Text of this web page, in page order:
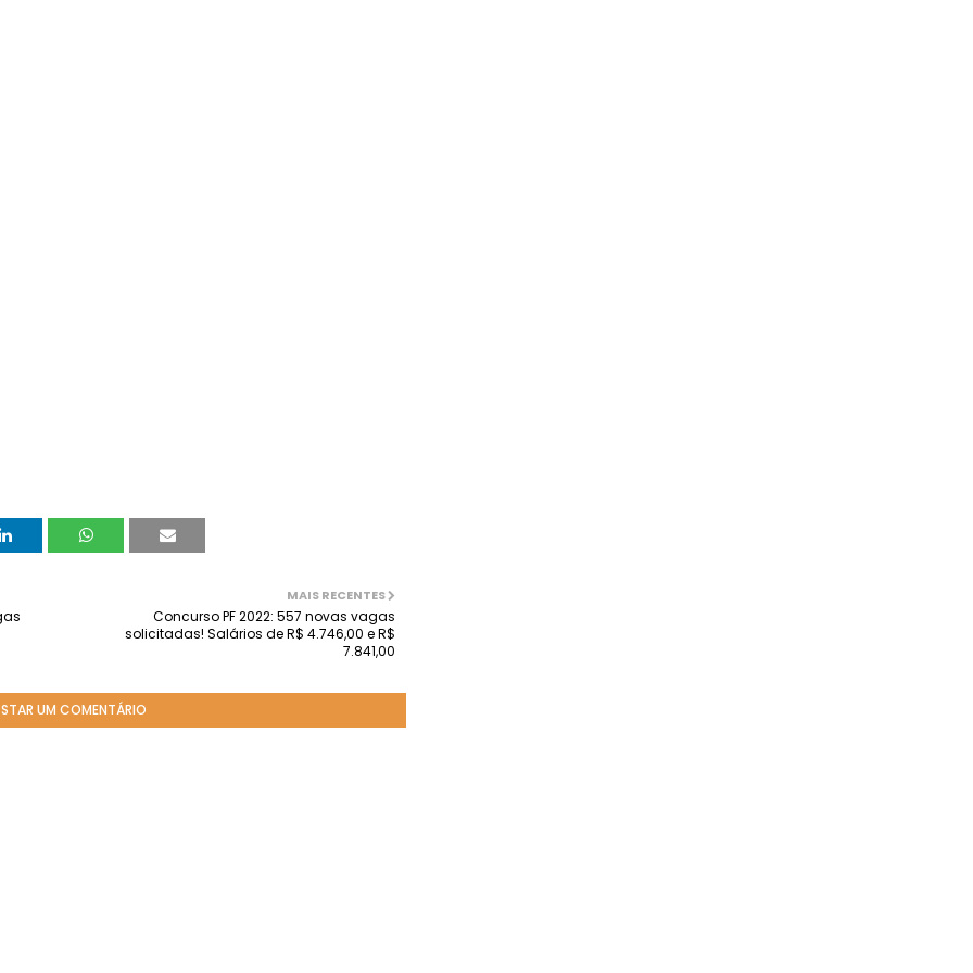
MAIS RECENTES
Concurso PF 2022: 557 novas vagas
solicitadas! Salários de R$ 4.746,00 e R$
7.841,00
UM COMENTÁRIO